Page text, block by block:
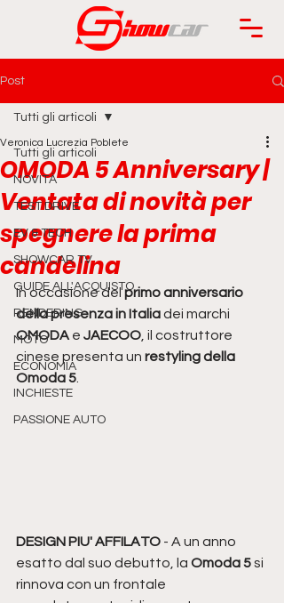
Post
Tutti gli articoli
NOVITÀ
TEST DRIVE
EV & TECH
SHOWCAR TV
GUIDE ALL'ACQUISTO
RENDERING
MOTO
ECONOMIA
INCHIESTE
PASSIONE AUTO
Tutti gli articoli
OMODA 5 Anniversary |
Ventata di novità per
spegnere la prima
candelina
Veronica Lucrezia Poblete
In occasione del primo anniversario
della presenza in Italia dei marchi
OMODA e JAECOO , il costruttore
cinese presenta un restyling della
Omoda 5
DESIGN PIU' AFFILATO - A un anno
esatto dal suo debutto, la Omoda 5 si
rinnova con un frontale